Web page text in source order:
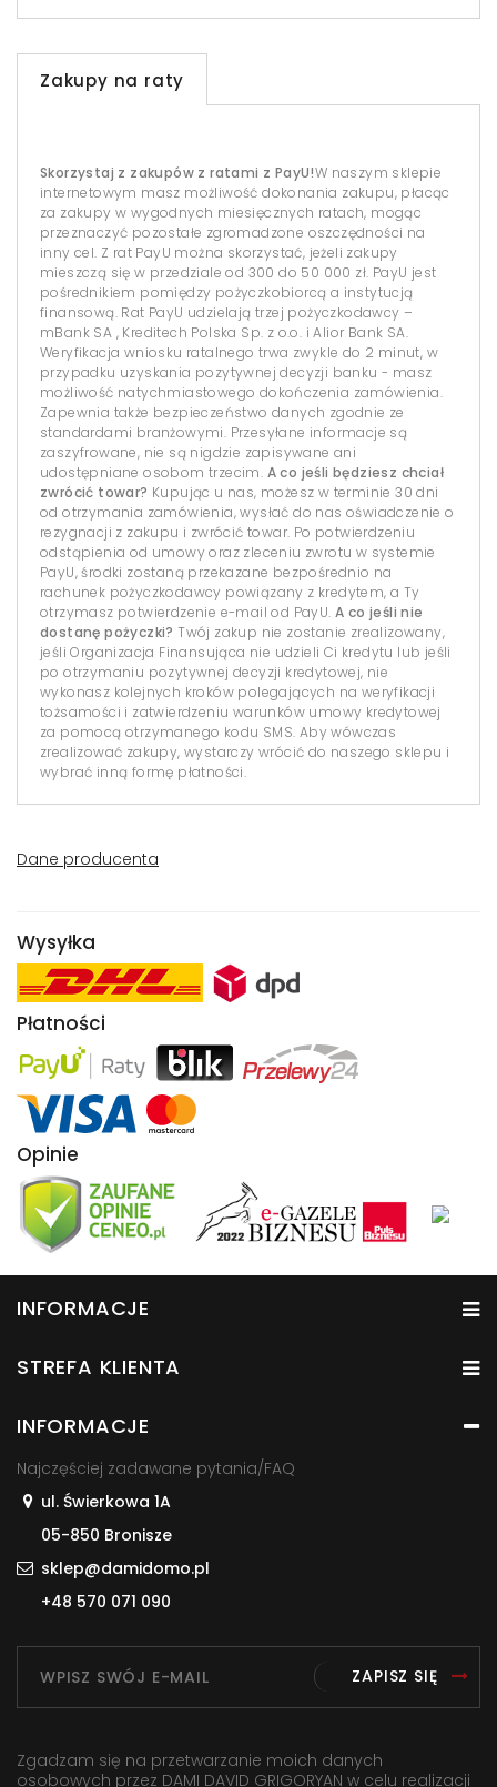
Zakupy na raty
Skorzystaj z zakupów z ratami z PayU!W naszym sklepie
internetowym masz możliwość dokonania zakupu, płacąc
za zakupy w wygodnych miesięcznych ratach, mogąc
przeznaczyć pozostałe zgromadzone oszczędności na
inny cel. Z rat PayU można skorzystać, jeżeli zakupy
mieszczą się w przedziale od 300 do 50 000 zł. PayU jest
pośrednikiem pomiędzy pożyczkobiorcą a instytucją
finansową. Rat PayU udzielają trzej pożyczkodawcy –
mBank SA , Kreditech Polska Sp. z o.o. i Alior Bank SA.
Weryfikacja wniosku ratalnego trwa zwykle do 2 minut, w
przypadku uzyskania pozytywnej decyzji banku - masz
możliwość natychmiastowego dokończenia zamówienia.
Zapewnia także bezpieczeństwo danych zgodnie ze
standardami branżowymi. Przesyłane informacje są
zaszyfrowane, nie są nigdzie zapisywane ani
udostępniane osobom trzecim. A co jeśli będziesz chciał
zwrócić towar? Kupując u nas, możesz w terminie 30 dni
od otrzymania zamówienia, wysłać do nas oświadczenie o
rezygnacji z zakupu i zwrócić towar. Po potwierdzeniu
odstąpienia od umowy oraz zleceniu zwrotu w systemie
PayU, środki zostaną przekazane bezpośrednio na
rachunek pożyczkodawcy powiązany z kredytem, a Ty
otrzymasz potwierdzenie e-mail od PayU. A co jeśli nie
dostanę pożyczki? Twój zakup nie zostanie zrealizowany,
jeśli Organizacja Finansująca nie udzieli Ci kredytu lub jeśli
po otrzymaniu pozytywnej decyzji kredytowej, nie
wykonasz kolejnych kroków polegających na weryfikacji
tożsamości i zatwierdzeniu warunków umowy kredytowej
za pomocą otrzymanego kodu SMS. Aby wówczas
zrealizować zakupy, wystarczy wrócić do naszego sklepu i
wybrać inną formę płatności.
Dane producenta
Wysyłka
Płatności
Opinie
INFORMACJE
STREFA KLIENTA
INFORMACJE
Najczęściej zadawane pytania/FAQ
ul. Świerkowa 1A
05-850 Bronisze
sklep@damidomo.pl
+48 570 071 090
ZAPISZ SIĘ
Zgadzam się na przetwarzanie moich danych
osobowych przez DAMI DAVID GRIGORYAN w celu realizacji